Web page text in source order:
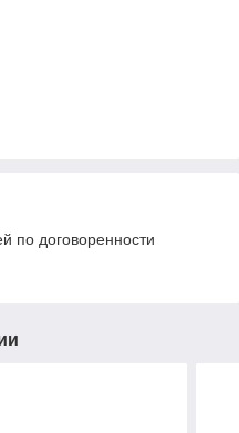
по договоренности